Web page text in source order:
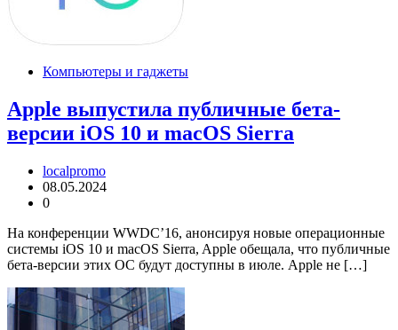
Компьютеры и гаджеты
Apple выпустила публичные бета-
версии iOS 10 и macOS Sierra
localpromo
08.05.2024
0
На конференции WWDC’16, анонсируя новые операционные
системы iOS 10 и macOS Sierra, Apple обещала, что публичные
бета-версии этих ОС будут доступны в июле. Apple не […]